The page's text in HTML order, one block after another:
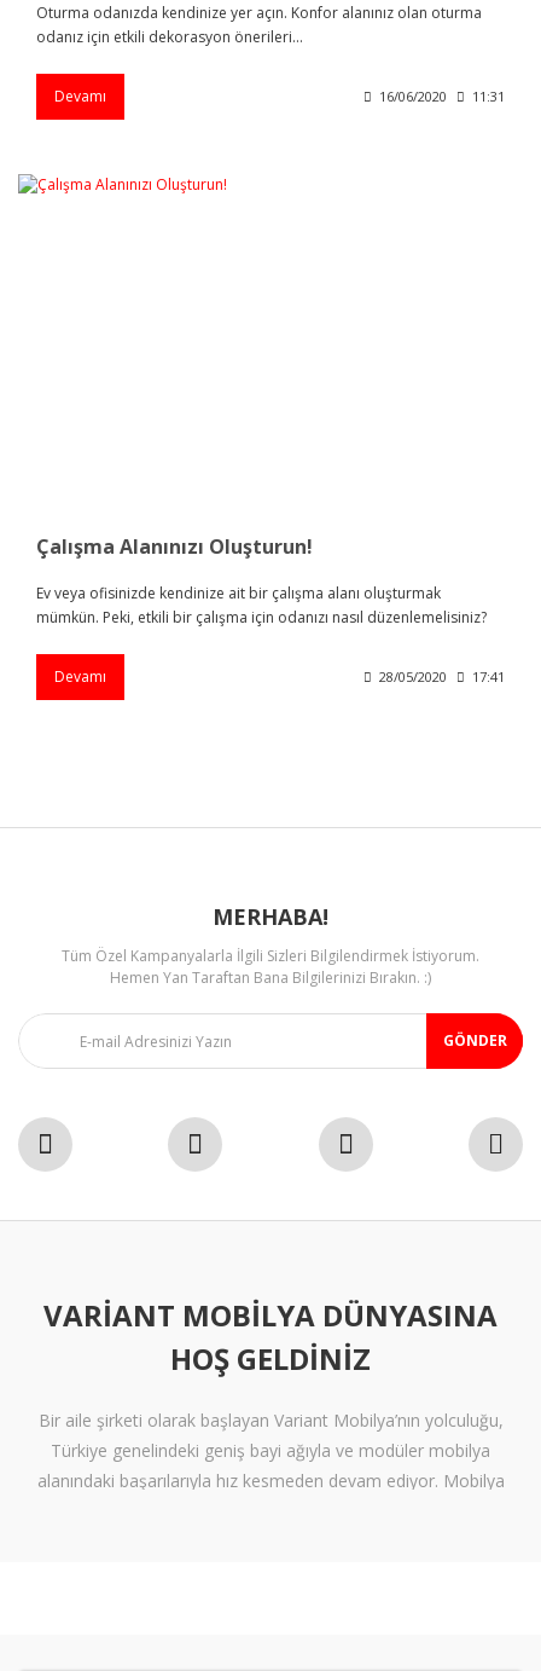
Oturma odanızda kendinize yer açın. Konfor alanınız olan oturma
odanız için etkili dekorasyon önerileri...
Devamı 16/06/2020 11:31
Çalışma Alanınızı Oluşturun!
Ev veya ofisinizde kendinize ait bir çalışma alanı oluşturmak
mümkün. Peki, etkili bir çalışma için odanızı nasıl düzenlemelisiniz?
Devamı 28/05/2020 17:41
MERHABA!
Tüm Özel Kampanyalarla İlgili Sizleri Bilgilendirmek İstiyorum.
Hemen Yan Taraftan Bana Bilgilerinizi Bırakın. :)
GÖNDER
VARIANT MOBILYA DÜNYASINA
HOŞ GELDINIZ
Bir aile şirketi olarak başlayan Variant Mobilya’nın yolculuğu,
Türkiye genelindeki geniş bayi ağıyla ve modüler mobilya
alanındaki başarılarıyla hız kesmeden devam ediyor. Mobilya